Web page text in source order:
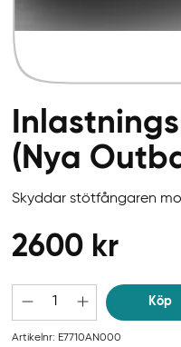
(Nya
Skyddar stötfångaren
2600 kr
Köp
Artikelnr: E7710AN000